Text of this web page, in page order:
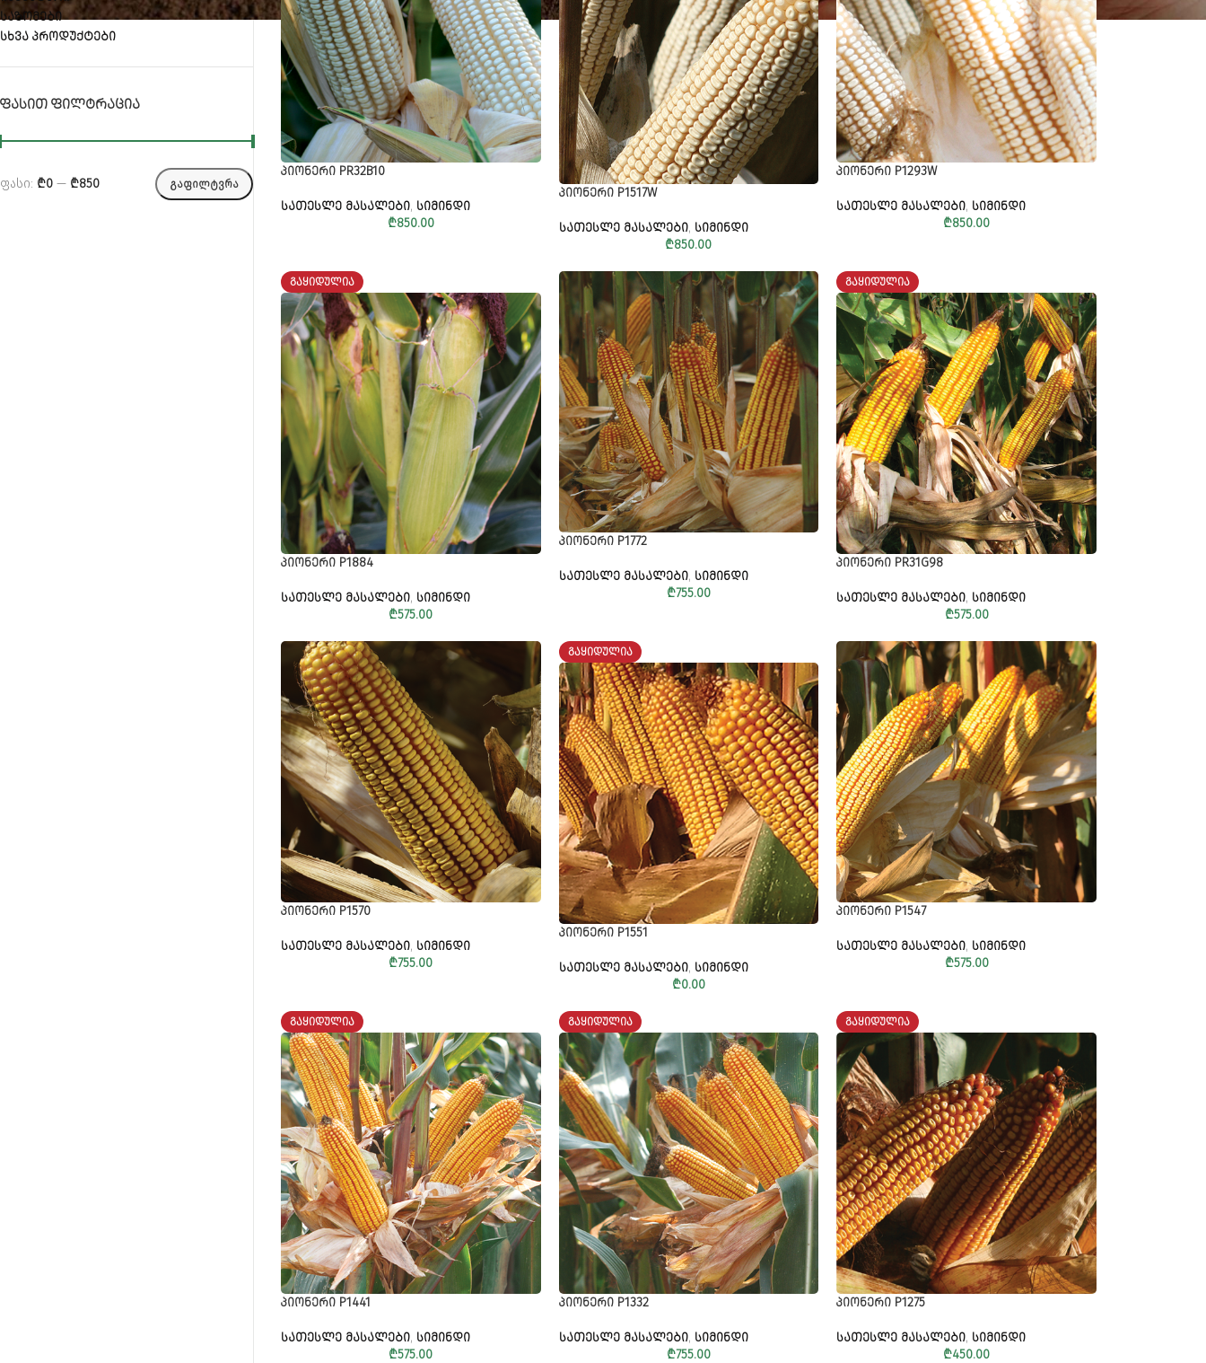
ᲡᲐᲖᲝᲛᲔᲑᲘ
ᲡᲮᲕᲐ ᲞᲠᲝᲓᲣᲥᲢᲔᲑᲘ
ᲤᲐᲡᲘᲗ ᲤᲘᲚᲢᲠᲐᲪᲘᲐ
ᲒᲐᲤᲘᲚᲢᲕᲠᲐ
ფასი: ₾0 — ₾850
ᲞᲘᲝᲜᲔᲠᲘ PR32B10
ᲡᲐᲗᲔᲡᲚᲔ ᲛᲐᲡᲐᲚᲔᲑᲘ, ᲡᲘᲛᲘᲜᲓᲘ
₾850.00
ᲞᲘᲝᲜᲔᲠᲘ P1517W
ᲡᲐᲗᲔᲡᲚᲔ ᲛᲐᲡᲐᲚᲔᲑᲘ, ᲡᲘᲛᲘᲜᲓᲘ
₾850.00
ᲞᲘᲝᲜᲔᲠᲘ P1293W
ᲡᲐᲗᲔᲡᲚᲔ ᲛᲐᲡᲐᲚᲔᲑᲘ, ᲡᲘᲛᲘᲜᲓᲘ
₾850.00
ᲒᲐᲧᲘᲓᲣᲚᲘᲐ
ᲞᲘᲝᲜᲔᲠᲘ P1884
ᲡᲐᲗᲔᲡᲚᲔ ᲛᲐᲡᲐᲚᲔᲑᲘ, ᲡᲘᲛᲘᲜᲓᲘ
₾575.00
ᲞᲘᲝᲜᲔᲠᲘ P1772
ᲡᲐᲗᲔᲡᲚᲔ ᲛᲐᲡᲐᲚᲔᲑᲘ, ᲡᲘᲛᲘᲜᲓᲘ
₾755.00
ᲒᲐᲧᲘᲓᲣᲚᲘᲐ
ᲞᲘᲝᲜᲔᲠᲘ PR31G98
ᲡᲐᲗᲔᲡᲚᲔ ᲛᲐᲡᲐᲚᲔᲑᲘ, ᲡᲘᲛᲘᲜᲓᲘ
₾575.00
ᲞᲘᲝᲜᲔᲠᲘ P1570
ᲡᲐᲗᲔᲡᲚᲔ ᲛᲐᲡᲐᲚᲔᲑᲘ, ᲡᲘᲛᲘᲜᲓᲘ
₾755.00
ᲒᲐᲧᲘᲓᲣᲚᲘᲐ
ᲞᲘᲝᲜᲔᲠᲘ P1551
ᲡᲐᲗᲔᲡᲚᲔ ᲛᲐᲡᲐᲚᲔᲑᲘ, ᲡᲘᲛᲘᲜᲓᲘ
₾0.00
ᲞᲘᲝᲜᲔᲠᲘ P1547
ᲡᲐᲗᲔᲡᲚᲔ ᲛᲐᲡᲐᲚᲔᲑᲘ, ᲡᲘᲛᲘᲜᲓᲘ
₾575.00
ᲒᲐᲧᲘᲓᲣᲚᲘᲐ
ᲞᲘᲝᲜᲔᲠᲘ P1441
ᲡᲐᲗᲔᲡᲚᲔ ᲛᲐᲡᲐᲚᲔᲑᲘ, ᲡᲘᲛᲘᲜᲓᲘ
₾575.00
ᲒᲐᲧᲘᲓᲣᲚᲘᲐ
ᲞᲘᲝᲜᲔᲠᲘ P1332
ᲡᲐᲗᲔᲡᲚᲔ ᲛᲐᲡᲐᲚᲔᲑᲘ, ᲡᲘᲛᲘᲜᲓᲘ
₾755.00
ᲒᲐᲧᲘᲓᲣᲚᲘᲐ
ᲞᲘᲝᲜᲔᲠᲘ P1275
ᲡᲐᲗᲔᲡᲚᲔ ᲛᲐᲡᲐᲚᲔᲑᲘ, ᲡᲘᲛᲘᲜᲓᲘ
₾450.00